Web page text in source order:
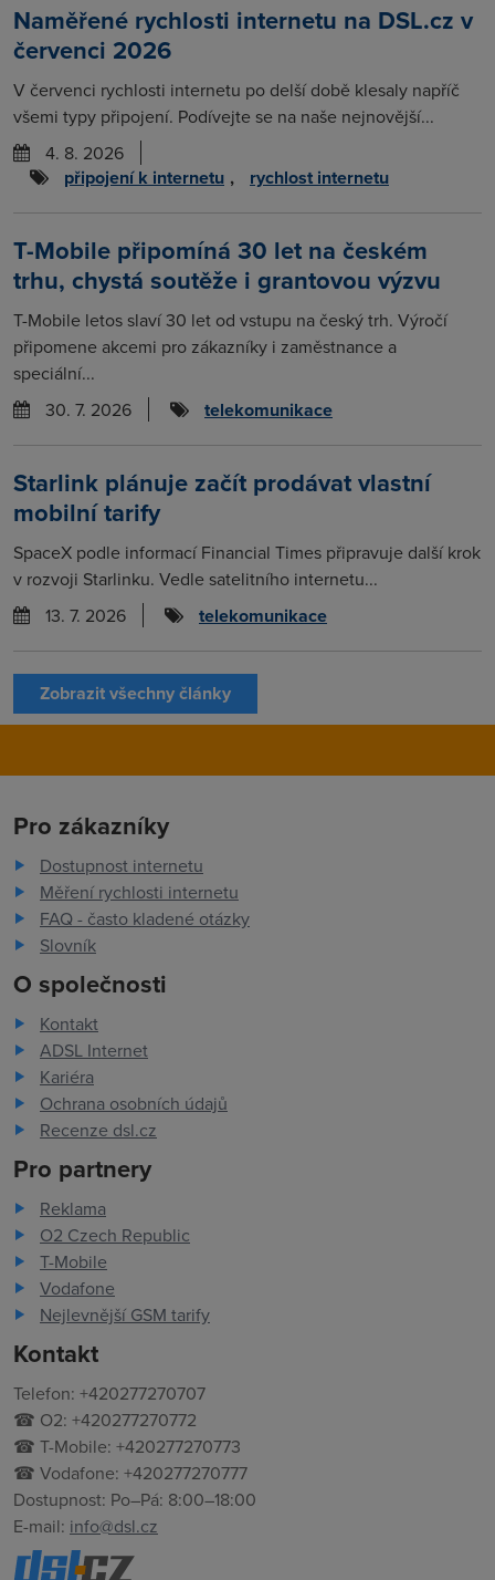
Naměřené rychlosti internetu na DSL.cz v
červenci 2026
V červenci rychlosti internetu po delší době klesaly napříč
všemi typy připojení. Podívejte se na naše nejnovější...
4. 8. 2026
připojení k internetu , rychlost internetu
T-Mobile připomíná 30 let na českém
trhu, chystá soutěže i grantovou výzvu
T-Mobile letos slaví 30 let od vstupu na český trh. Výročí
připomene akcemi pro zákazníky i zaměstnance a
speciální...
30. 7. 2026
telekomunikace
Starlink plánuje začít prodávat vlastní
mobilní tarify
SpaceX podle informací Financial Times připravuje další krok
v rozvoji Starlinku. Vedle satelitního internetu...
13. 7. 2026
telekomunikace
Zobrazit všechny články
Pro zákazníky
Dostupnost internetu
Měření rychlosti internetu
FAQ - často kladené otázky
Slovník
O společnosti
Kontakt
ADSL Internet
Kariéra
Ochrana osobních údajů
Recenze dsl.cz
Pro partnery
Reklama
O2 Czech Republic
T-Mobile
Vodafone
Nejlevnější GSM tarify
Kontakt
Telefon: +420277270707
☎ O2: +420277270772
☎ T-Mobile: +420277270773
☎ Vodafone: +420277270777
Dostupnost: Po–Pá: 8:00–18:00
E-mail: info@dsl.cz